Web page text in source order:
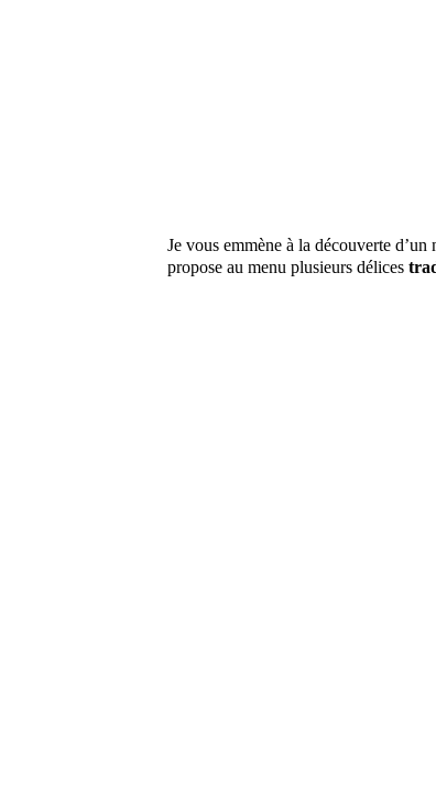
Je vous emmène à la découverte
propose au menu plusieurs délices